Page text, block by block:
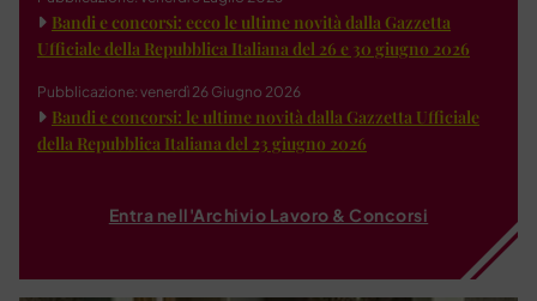
Bandi e concorsi: ecco le ultime novità dalla Gazzetta
Ufficiale della Repubblica Italiana del 26 e 30 giugno 2026
Pubblicazione: venerdì 26 Giugno 2026
Bandi e concorsi: le ultime novità dalla Gazzetta Ufficiale
della Repubblica Italiana del 23 giugno 2026
Entra nell'Archivio Lavoro & Concorsi